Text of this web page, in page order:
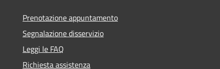
Prenotazione appuntamento
Segnalazione disservizio
Leggi le FAQ
Richiesta assistenza